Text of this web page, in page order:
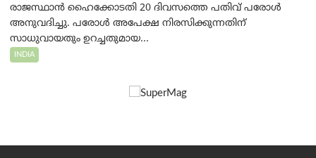
രാജസ്ഥാൻ ഹൈക്കോടതി 20 ദിവസത്തെ പതിവ് പരോൾ
അനുവദിച്ചു. പരോൾ അപേക്ഷ നിരസിക്കുന്നതിന്
സാധുവായതും ഉറച്ചതുമായ...
INDIA